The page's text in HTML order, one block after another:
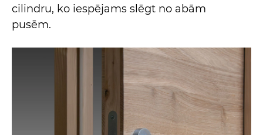
cilindru, ko iespējams slēgt no abām
pusēm.